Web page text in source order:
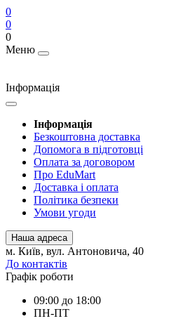
0
0
0
Меню
Інформація
Інформація
Безкоштовна доставка
Допомога в підготовці
Оплата за договором
Про EduMart
Доставка і оплата
Політика безпеки
Умови угоди
Наша адреса
м. Київ, вул. Антоновича, 40
До контактів
Графік роботи
09:00 до 18:00
ПН-ПТ